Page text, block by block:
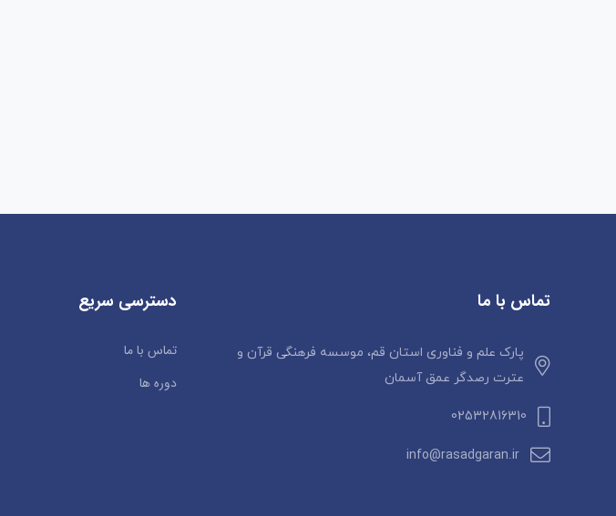
تماس با ما
پارک علم و فناوری استان قم، موسسه فرهنگی قرآن و
عترت رصدگر عمق آسمان
02532816310
info@rasadgaran.ir
دسترسی سریع
تماس با ما
دوره ها